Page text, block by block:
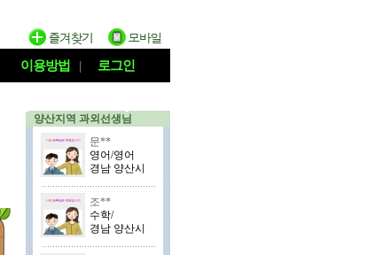
이용방법 | 로그인
양산지역 과외선생님
문**
영어/영어
경남 양산시
조**
수학/
경남 양산시